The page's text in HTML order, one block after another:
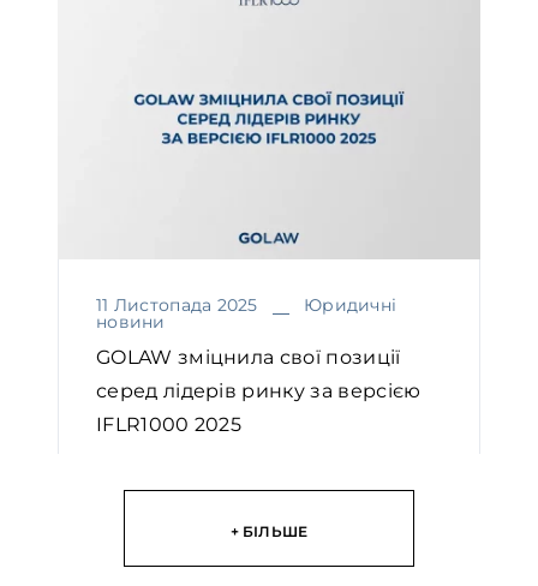
11 Листопада 2025 Юридичні
новини
GOLAW зміцнила свої позиції
серед лідерів ринку за версією
IFLR1000 2025
+ БІЛЬШЕ